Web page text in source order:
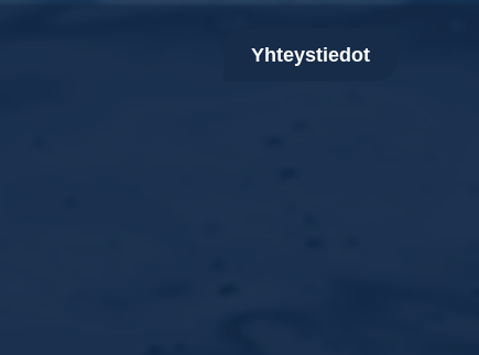
Yhteystiedot